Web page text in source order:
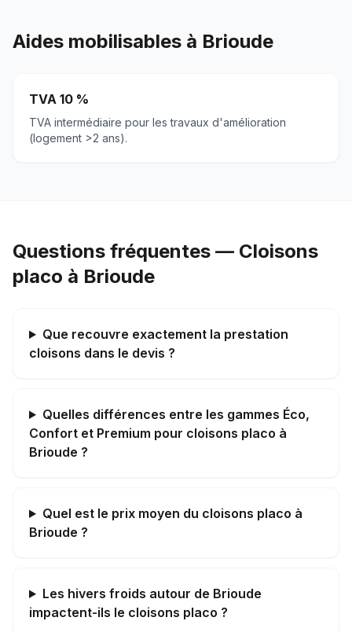
Aides mobilisables à Brioude
TVA 10 %
TVA intermédiaire pour les travaux d'amélioration
(logement >2 ans).
Questions fréquentes — Cloisons
placo à Brioude
Que recouvre exactement la prestation
cloisons dans le devis ?
Quelles différences entre les gammes Éco,
Confort et Premium pour cloisons placo à
Brioude ?
Quel est le prix moyen du cloisons placo à
Brioude ?
Les hivers froids autour de Brioude
impactent-ils le cloisons placo ?